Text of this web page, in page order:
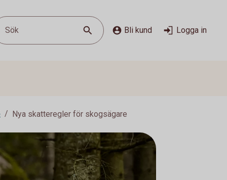
Sök Bli kund Logga in
Nya skatteregler för skogsägare